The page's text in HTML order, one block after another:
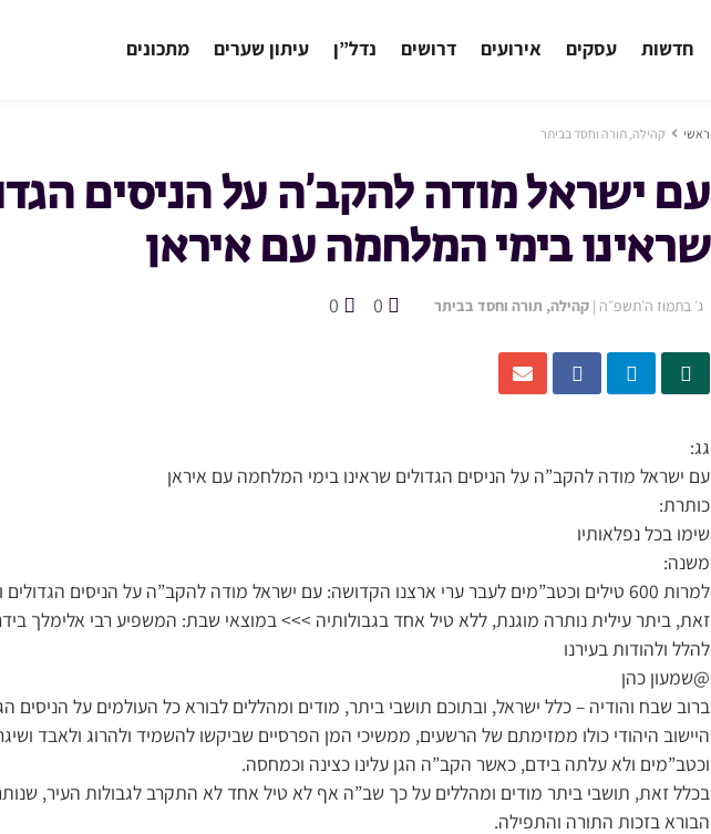
חדשות עסקים אירועים דרושים נדל”ן עיתון שערים מתכונים
ראשי קהילה, תורה וחסד בביתר
עם ישראל מודה להקב’ה על הניסים
שראינו בימי המלחמה עם איראן
ג׳ בתמוז ה׳תשפ״ה | קהילה, תורה וחסד בביתר 0
0
גג:
עם ישראל מודה להקב”ה על הניסים הגדולים שראינו בימי המלחמה עם איראן
כותרת:
שימו בכל נפלאותיו
משנה:
למרות 600 טילים וכטב”מים לעבר ערי ארצנו הקדושה: עם ישראל מודה להקב”ה על הניסים
זאת, ביתר עילית נותרה מוגנת, ללא טיל אחד בגבולותיה >>> במוצאי שבת: המשפיע רבי אלימלך
להלל ולהודות בעירנו
@שמעון כהן
ברוב שבח והודיה – כלל ישראל, ובתוכם תושבי ביתר, מודים ומהללים לבורא כל העולמים על הניסים
היישוב היהודי כולו ממזימתם של הרשעים, ממשיכי המן הפרסיים שביקשו להשמיד ולהרוג ולאבד
וכטב”מים ולא עלתה בידם, כאשר הקב”ה הגן עלינו כצינה וכמחסה.
בכלל זאת, תושבי ביתר מודים ומהללים על כך שב”ה אף לא טיל אחד לא התקרב לגבולות העיר,
הבורא בזכות התורה והתפילה.